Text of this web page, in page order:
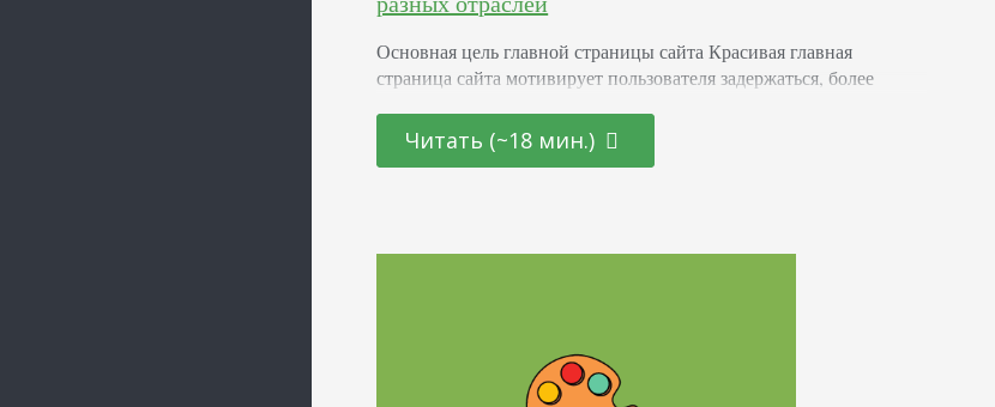
Основная цель главной страницы сайта Красивая главная
страница сайта мотивирует пользователя задержаться, более
Кроме того, она за несколько секунд должна рассказать, чем вы
занимаетесь, что предлагаете, почему нужно выбрать вас, а не
некачественный визуальный контент, нечитабельный текст,…
Читать (~18 мин.)